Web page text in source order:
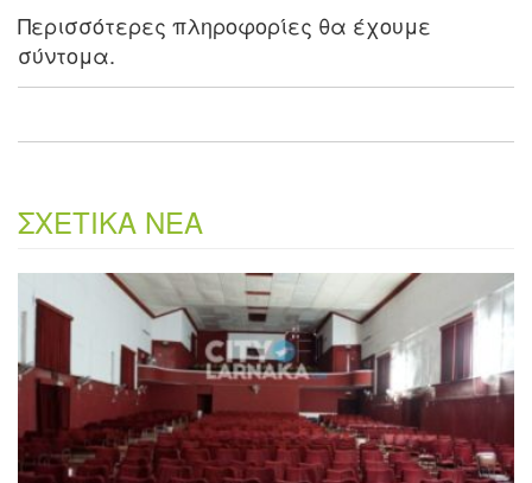
Περισσότερες πληροφορίες θα έχουμε
σύντομα.
ΣΧΕΤΙΚΑ ΝΕΑ